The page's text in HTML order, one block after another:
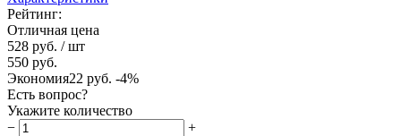
Рейтинг:
Отличная цена
528 руб. / шт
550 руб.
Экономия22 руб. -4%
Есть вопрос?
Укажите количество
−
+